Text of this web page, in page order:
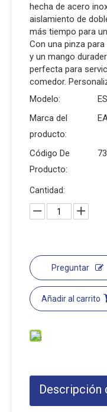
hecha de acero
aislamiento de
más tiempo para
Con una pinza
y un mango
perfecta para
comedor.
Modelo:
Marca del
producto:
Código De
Producto:
Cantidad:
Preguntar
Añadir al carrito
Descripción